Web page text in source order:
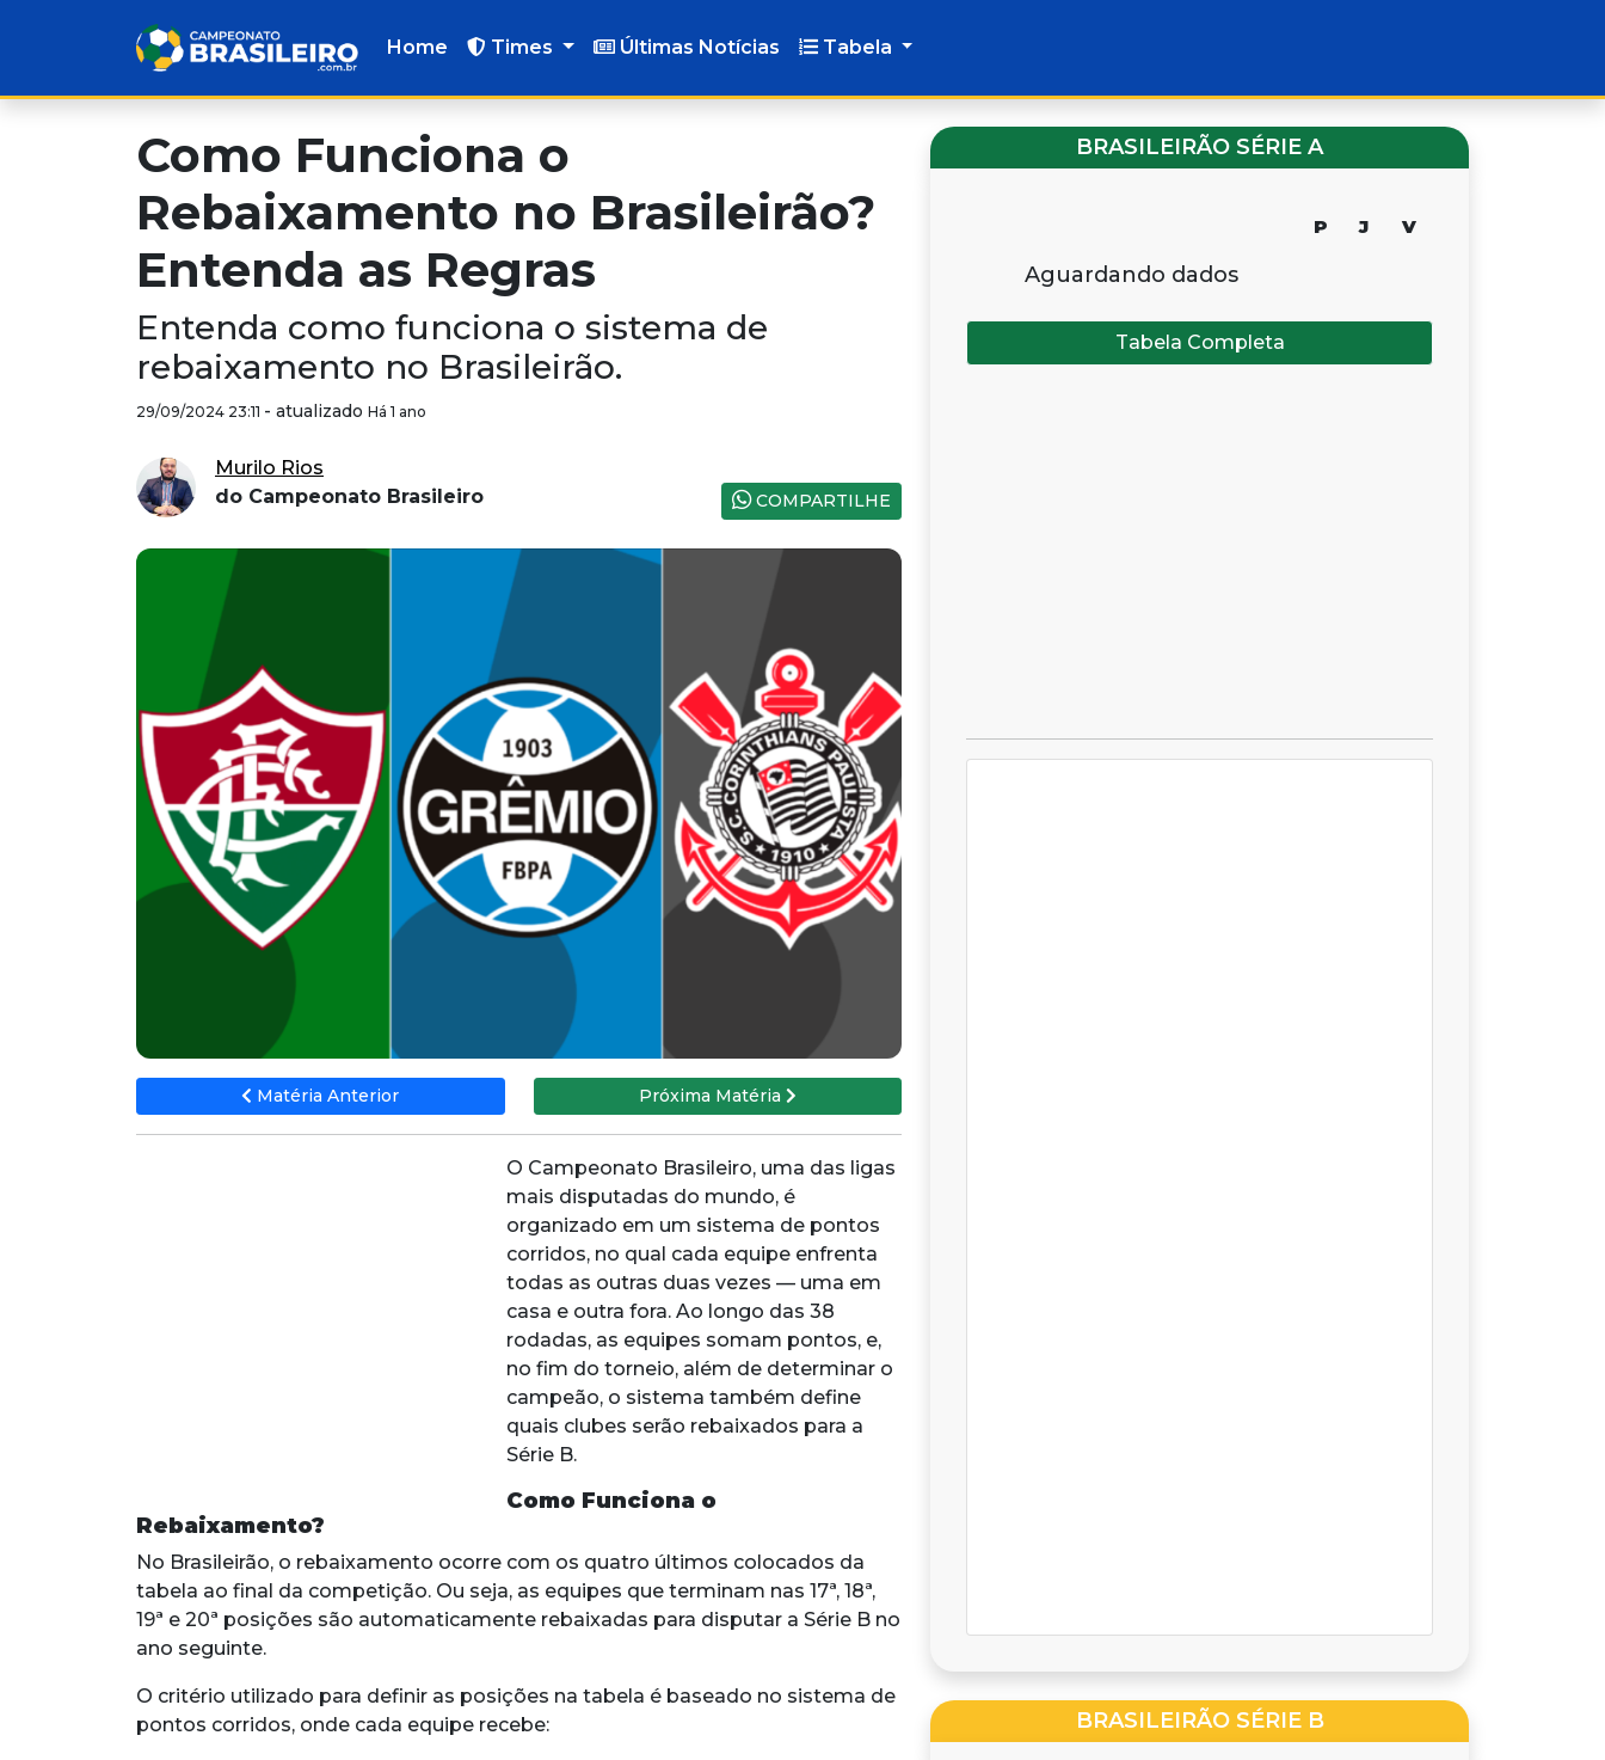
Home Times Últimas Notícias Tabela
Como Funciona o
Rebaixamento no Brasileirão?
Entenda as Regras
Entenda como funciona o sistema de
rebaixamento no Brasileirão.
29/09/2024 23:11 - atualizado Há 1 ano
Murilo Rios
do Campeonato Brasileiro
COMPARTILHE
Matéria Anterior Próxima Matéria
O Campeonato Brasileiro, uma das ligas
mais disputadas do mundo, é
organizado em um sistema de pontos
corridos, no qual cada equipe enfrenta
todas as outras duas vezes — uma em
casa e outra fora. Ao longo das 38
rodadas, as equipes somam pontos, e,
no fim do torneio, além de determinar o
campeão, o sistema também define
quais clubes serão rebaixados para a
Série B.
Como Funciona o
Rebaixamento?
No Brasileirão, o rebaixamento ocorre com os quatro últimos colocados da
tabela ao final da competição. Ou seja, as equipes que terminam nas 17ª, 18ª,
19ª e 20ª posições são automaticamente rebaixadas para disputar a Série B no
ano seguinte.
O critério utilizado para definir as posições na tabela é baseado no sistema de
pontos corridos, onde cada equipe recebe:
BRASILEIRÃO SÉRIE A
P J V
Aguardando dados
Tabela Completa
BRASILEIRÃO SÉRIE B